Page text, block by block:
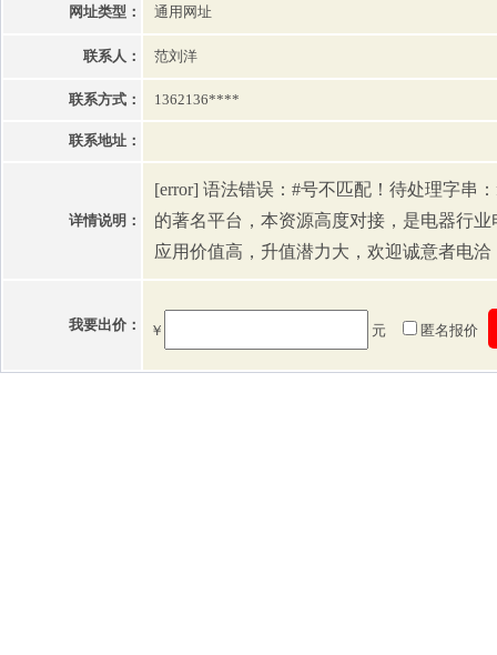
网址类型： 通用网址
联系人： 范刘洋
联系方式： 1362136****
联系地址：
详情说明：
[error] 语法错误：#号不匹配！待处理字串
的著名平台，本资源高度对接，是电器行
应用价值高，升值潜力大，欢迎诚意者电洽
我要出价： ￥ 元 匿名报价